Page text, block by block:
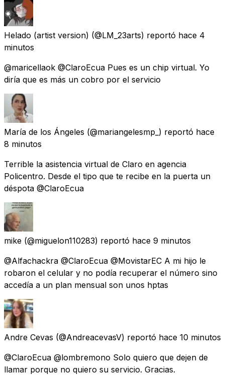
Helado (artist version) (@LM_23arts) reportó hace 4
minutos
@maricellaok @ClaroEcua Pues es un chip virtual. Yo
diría que es más un cobro por el servicio
María de los Ángeles (@mariangelesmp_) reportó hace
8 minutos
Terrible la asistencia virtual de Claro en agencia
Policentro. Desde el tipo que te recibe en la puerta un
déspota @ClaroEcua
mike (@miguelon110283) reportó hace 9 minutos
@Alfachackra @ClaroEcua @MovistarEC A mi hijo le
robaron el celular y no podía recuperar el número sino
accedía a un plan mensual son unos hptas
Andre Cevas (@AndreacevasV) reportó hace 10 minutos
@ClaroEcua @lombremono Solo quiero que dejen de
llamar porque no quiero su servicio. Gracias.